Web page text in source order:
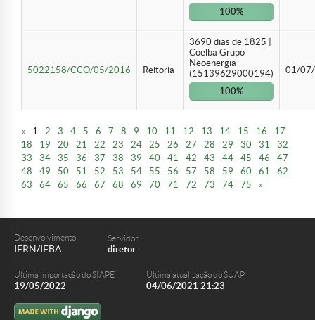
100%
5022158/CCO/05/2016 Reitoria
3690 dias de 1825 |
Coelba Grupo
Neoenergia
(15139629000194)
100%
01/
« 1 (current)
2 3 4 5 6 7 8 9 10 11 12 13 14 15 16
17
18
19 20 21 22 23 24 25 26 27 28 29 30 31
32
33
34 35 36 37 38 39 40 41 42 43 44 45 46
47
48
49 50 51 52 53 54 55 56 57 58 59 60 61
62
63
64 65 66 67 68 69 70 71 72 73 74 75 »
Desenvolvimento
IFRN/IFBA
Servidor
diretor
Última importação do SIAPE
19/05/2022
Última atualização do SUAP
04/06/2021 21:23